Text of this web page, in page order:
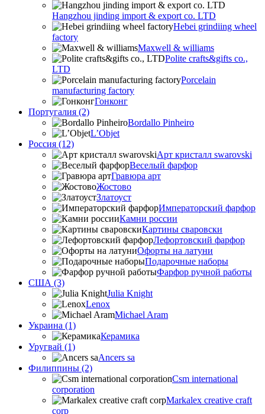
Hangzhou jinding import & export co. LTD
Hebei grindiing wheel
factory
Maxwell & williams
Polite crafts&gifts co.,
LTD
Porcelain
manufacturing factory
Гонконг
Португалия (2)
Bordallo Pinheiro
L’Objet
Россия (12)
Арт кристалл swarovski
Веселый фарфор
Гравюра арт
Жостово
Златоуст
Императорский фарфор
Камни россии
Картины сваровски
Лефортовский фарфор
Офорты на латуни
Подарочные наборы
Фарфор ручной работы
США (3)
Julia Knight
Lenox
Michael Aram
Украина (1)
Керамика
Уругвай (1)
Ancers sa
Филиппины (2)
Csm international
corporation
Markalex creative craft
corp